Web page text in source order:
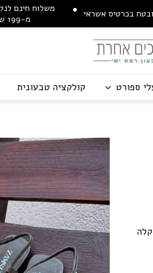
משלוח חינם לנקודת איסוף
מ-199 ש"ח
ספורט קולקציה טבעונית